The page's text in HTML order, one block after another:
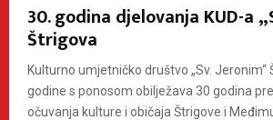
30. godina djelovanja KUD-a
Štrigova
Kulturno umjetničko društvo „Sv. Jeronim“
godine s ponosom obilježava 30 godina
očuvanja kulture i običaja Štrigove i